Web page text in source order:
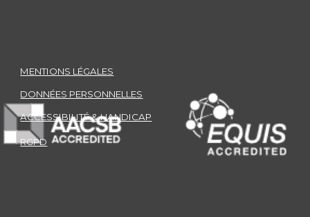
MENTIONS LÉGALES
DONNÉES PERSONNELLES
ACCESSIBILITÉ & HANDICAP
RGPD